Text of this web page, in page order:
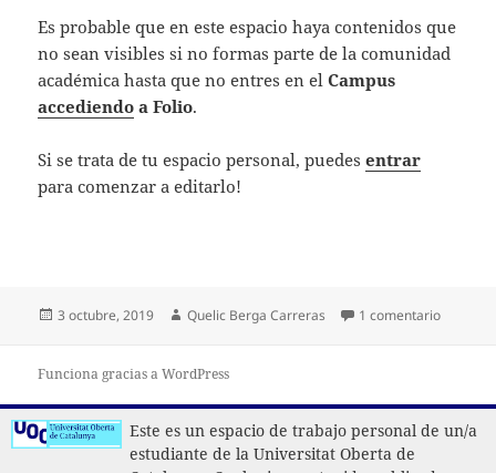
Es probable que en este espacio haya contenidos que
no sean visibles si no formas parte de la comunidad
académica hasta que no entres en elCampus
accediendo a Folio.
Si se trata de tu espacio personal, puedesentrar
para comenzar a editarlo!
Publicado
3 octubre, 2019 Autor
Quelic Berga Carreras 1 comentarioen
Funciona gracias a WordPress
Este es un espacio de trabajo personal de un/a
estudiante de la Universitat Oberta de